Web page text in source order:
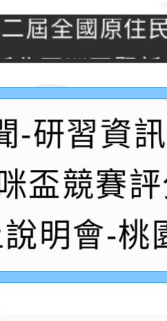
務，鼓勵民眾
減碳存摺2.0
說明，請參閱
屆全國原住
北亞洲盃暨
錦標賽
學年度學生
『王牌愛／
徵選頒獎典禮
韌性防空演習
溪自造教育
教師研習
大學辦理「台
案暨教學示
度「學習扶助
-研習資
盃競賽
明會-桃